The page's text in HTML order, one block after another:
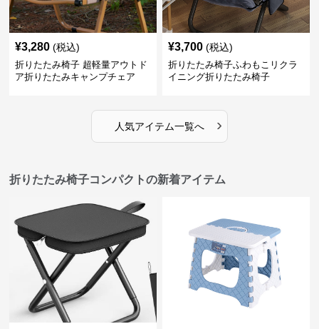
¥3,280 (税込)
折りたたみ椅子 超軽量アウトド
ア折りたたみキャンプチェア
¥3,700 (税込)
折りたたみ椅子ふわもこリクラ
イニング折りたたみ椅子
人気アイテム一覧へ ›
折りたたみ椅子コンパクトの新着アイテム